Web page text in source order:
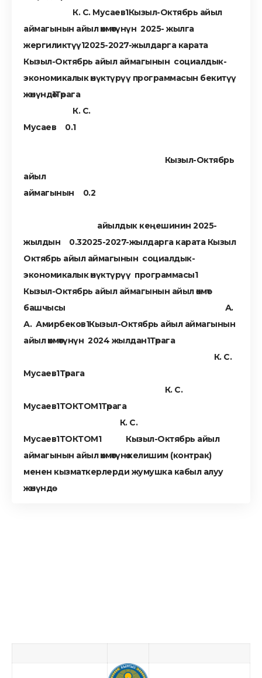
К. С. Мусаев Кызыл-Октябрь айыл
аймагынын айыл өкмөтүнүн 2025- жылга
жергиликтүү 2025-2027-жылдарга карата
Кызыл-Октябрь айыл аймагынын социалдык-
экономикалык өнүктүрүү программасын бекитүү
жөнүндө Төрага
К. С.
Мусаев
Кызыл-Октябрь
айыл
аймагынын
айылдык кеңешинин 2025-
жылдын
2025-2027-жылдарга карата Кызыл
Октябрь айыл аймагынын социалдык-
экономикалык өнүктүрүү программасы
Кызыл-Октябрь айыл аймагынын айыл өкмөт
башчысы А.
А. Амирбеков Кызыл-Октябрь айыл аймагынын
айыл өкмөтүнүн 2024 жылдан Төрага
К. С.
Мусаев Төрага
К. С.
Мусаев ТОКТОМ Төрага
К. С.
Мусаев ТОКТОМ Кызыл-Октябрь айыл
аймагынын айыл өкмөтүнө келишим (контрак)
менен кызматкерлерди жумушка кабыл алуу
жөнүндө